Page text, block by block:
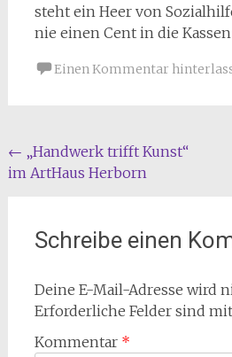
steht ein Heer von
nie einen Cent in die
Einen Kommentar
Beitragsnavigation
← „Handwerk trifft Kunst“
im ArtHaus Herborn
Schreibe einen
Deine E-Mail-Adresse wird
Erforderliche Felder sind mit
Kommentar *